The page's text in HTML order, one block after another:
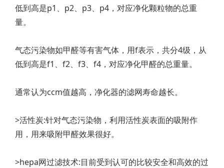
低到高是p1、p2、p3、p4，对应净化颗粒物的总重
量。
气态污染物如甲醛等有害气体，用f表示，共分4级，从
低到高是f1、f2、f3、f4，对应净化甲醛的总重量。
通常认为ccm值越高，净化器的滤网寿命越长。
>活性炭:针对气态污染物，利用活性炭表面的吸附作
用，用来吸附甲醛效果很好。
>hepa网过滤技术:目前受到认可的比较安全和高效的过